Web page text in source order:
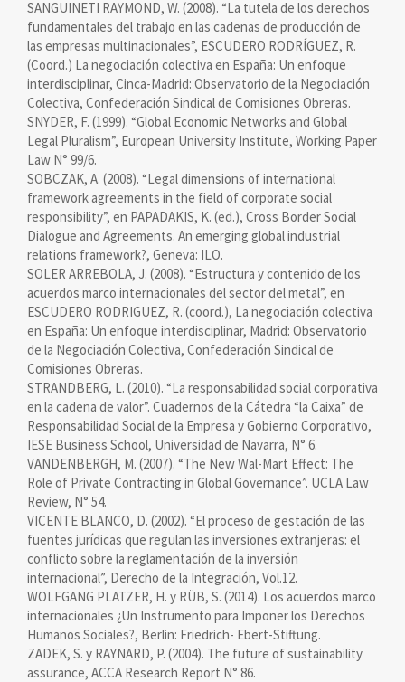
SANGUINETI RAYMOND, W. (2008). “La tutela de los derechos
fundamentales del trabajo en las cadenas de producción de
las empresas multinacionales”, ESCUDERO RODRÍGUEZ, R.
(Coord.) La negociación colectiva en España: Un enfoque
interdisciplinar, Cinca-Madrid: Observatorio de la Negociación
Colectiva, Confederación Sindical de Comisiones Obreras.
SNYDER, F. (1999). “Global Economic Networks and Global
Legal Pluralism”, European University Institute, Working Paper
Law N° 99/6.
SOBCZAK, A. (2008). “Legal dimensions of international
framework agreements in the field of corporate social
responsibility”, en PAPADAKIS, K. (ed.), Cross Border Social
Dialogue and Agreements. An emerging global industrial
relations framework?, Geneva: ILO.
SOLER ARREBOLA, J. (2008). “Estructura y contenido de los
acuerdos marco internacionales del sector del metal”, en
ESCUDERO RODRIGUEZ, R. (coord.), La negociación colectiva
en España: Un enfoque interdisciplinar, Madrid: Observatorio
de la Negociación Colectiva, Confederación Sindical de
Comisiones Obreras.
STRANDBERG, L. (2010). “La responsabilidad social corporativa
en la cadena de valor”. Cuadernos de la Cátedra “la Caixa” de
Responsabilidad Social de la Empresa y Gobierno Corporativo,
IESE Business School, Universidad de Navarra, N° 6.
VANDENBERGH, M. (2007). “The New Wal-Mart Effect: The
Role of Private Contracting in Global Governance”. UCLA Law
Review, N° 54.
VICENTE BLANCO, D. (2002). “El proceso de gestación de las
fuentes jurídicas que regulan las inversiones extranjeras: el
conflicto sobre la reglamentación de la inversión
internacional”, Derecho de la Integración, Vol.12.
WOLFGANG PLATZER, H. y RÜB, S. (2014). Los acuerdos marco
internacionales ¿Un Instrumento para Imponer los Derechos
Humanos Sociales?, Berlin: Friedrich- Ebert-Stiftung.
ZADEK, S. y RAYNARD, P. (2004). The future of sustainability
assurance, ACCA Research Report N° 86.